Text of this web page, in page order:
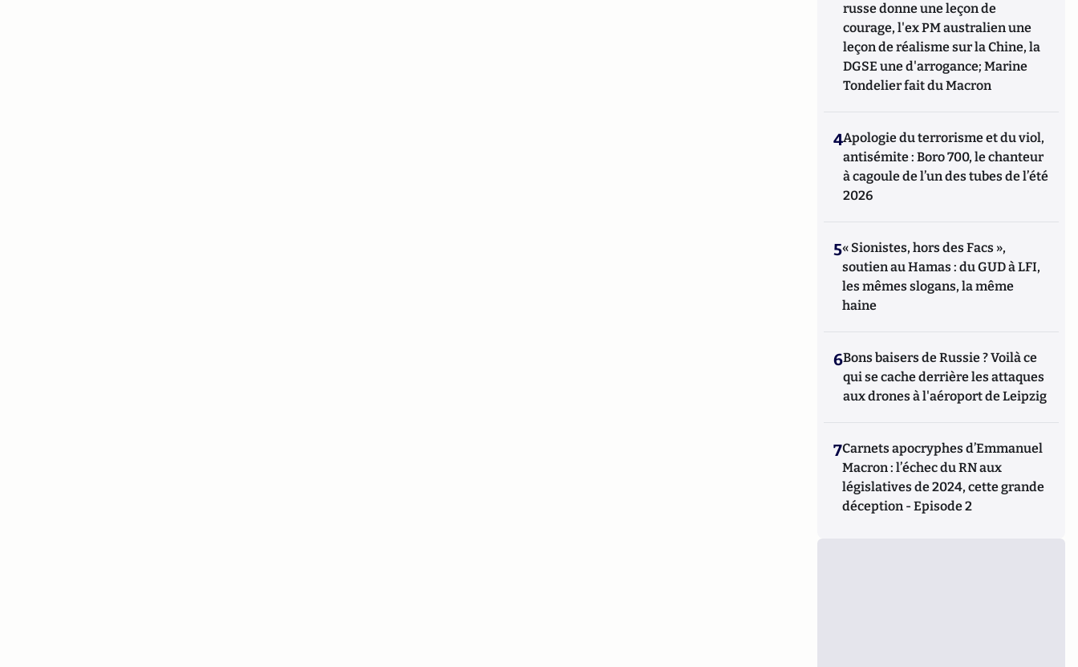
russe donne une leçon de
courage, l'ex PM australien une
leçon de réalisme sur la Chine, la
DGSE une d'arrogance; Marine
Tondelier fait du Macron
4Apologie du terrorisme et du viol,
antisémite : Boro 700, le chanteur
à cagoule de l’un des tubes de l’été
2026
5« Sionistes, hors des Facs »,
soutien au Hamas : du GUD à LFI,
les mêmes slogans, la même
haine
6Bons baisers de Russie ? Voilà ce
qui se cache derrière les attaques
aux drones à l'aéroport de Leipzig
7Carnets apocryphes d’Emmanuel
Macron : l’échec du RN aux
législatives de 2024, cette grande
déception - Episode 2